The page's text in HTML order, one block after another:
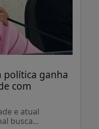
ganha
com
e atual
busca...